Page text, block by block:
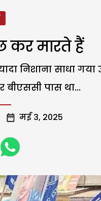
कर मारते हैं
निशाना साधा
बीएससी पास था...
मई 3, 2025